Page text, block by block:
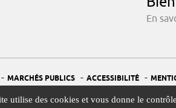
utilise des cookies et vous donne le
En
- MARCHÉS PUBLICS - ACCESSIBILITÉ -